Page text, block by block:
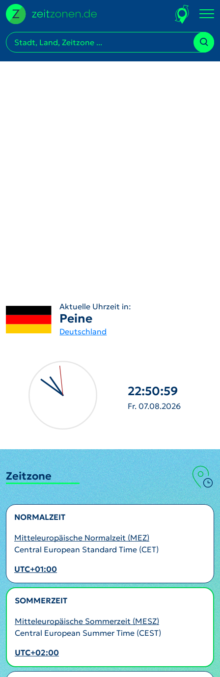
Aktuelle Uhrzeit in:
Peine
Deutschland
22:51:00
Fr. 07.08.2026
Zeitzone
NORMALZEIT
Mitteleuropäische Normalzeit (MEZ)
Central European Standard Time (CET)
UTC+01:00
SOMMERZEIT
Mitteleuropäische Sommerzeit (MESZ)
Central European Summer Time (CEST)
UTC+02:00